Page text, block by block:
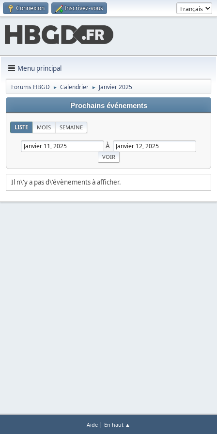
Connexion Inscrivez-vous
Menu principal
Forums HBGD ► Calendrier ► Janvier 2025
Prochains événements
LISTE MOIS SEMAINE
À
Il n\'y a pas d\'évènements à afficher.
Aide | En haut ▲